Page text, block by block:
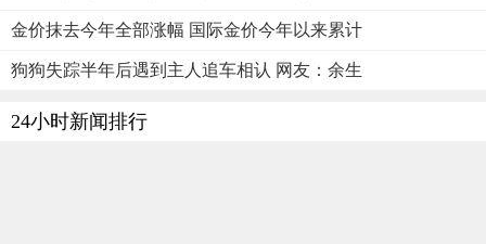
金价抹去今年全部涨幅 国际金价今年以来累计
狗狗失踪半年后遇到主人追车相认 网友：余生
24小时新闻排行